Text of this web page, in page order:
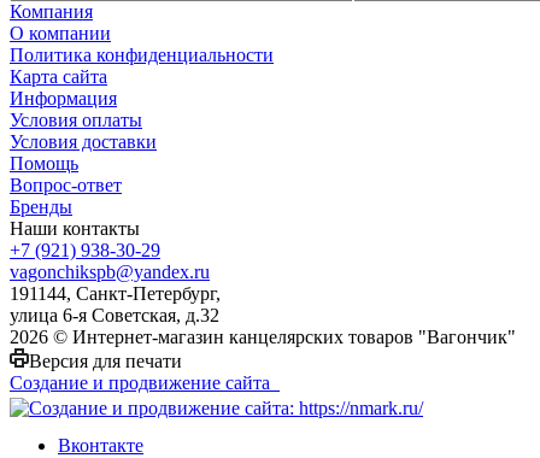
Компания
О компании
Политика конфиденциальности
Карта сайта
Информация
Условия оплаты
Условия доставки
Помощь
Вопрос-ответ
Бренды
Наши контакты
+7 (921) 938-30-29
vagonchikspb@yandex.ru
191144, Санкт-Петербург,
улица 6-я Советская, д.32
2026 © Интернет-магазин канцелярских товаров "Вагончик"
Версия для печати
Создание и продвижение сайта
Вконтакте